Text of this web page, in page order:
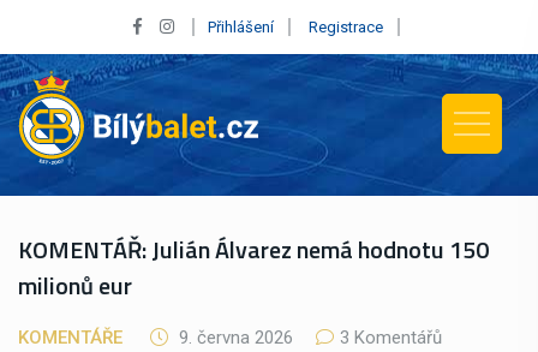
Přihlášení Registrace
KOMENTÁŘ: Julián Álvarez nemá hodnotu 150
milionů eur
KOMENTÁŘE 9. června 2026
3 Komentářů